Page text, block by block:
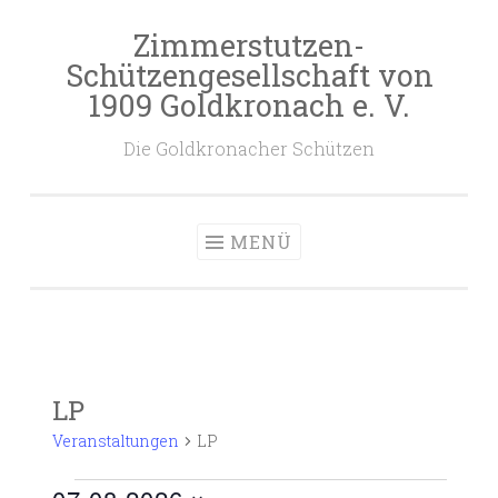
Inhalt
springen
Zimmerstutzen-
Schützengesellschaft von
1909 Goldkronach e. V.
Die Goldkronacher Schützen
MENÜ
LP
Veranstaltungen LP